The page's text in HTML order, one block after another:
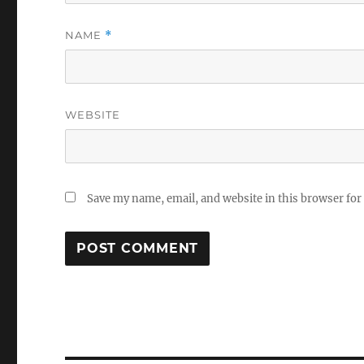
NAME *
WEBSITE
Save my name, email, and website in this browser